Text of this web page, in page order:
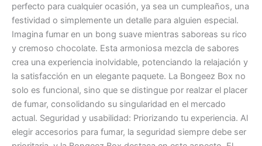
perfecto para cualquier ocasión, ya sea un cumpleaños, una
festividad o simplemente un detalle para alguien especial.
Imagina fumar en un bong suave mientras saboreas su rico
y cremoso chocolate. Esta armoniosa mezcla de sabores
crea una experiencia inolvidable, potenciando la relajación y
la satisfacción en un elegante paquete. La Bongeez Box no
solo es funcional, sino que se distingue por realzar el placer
de fumar, consolidando su singularidad en el mercado
actual. Seguridad y usabilidad: Priorizando tu experiencia. Al
elegir accesorios para fumar, la seguridad siempre debe ser